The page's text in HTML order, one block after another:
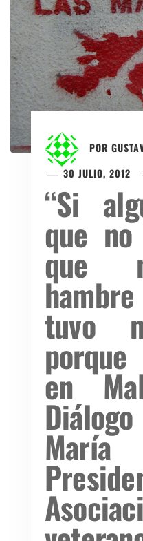
POR
30 JULIO, 2012
“Si
que
que
tuvo
en
María